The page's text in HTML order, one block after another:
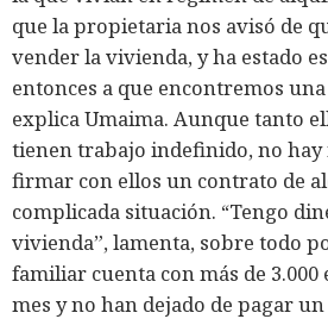
que la propietaria nos avisó de
vender la vivienda, y ha estado
entonces a que encontremos
explica Umaima. Aunque tanto
tienen trabajo indefinido, no hay
firmar con ellos un contrato de
complicada situación. “Tengo
vivienda”, lamenta, sobre todo
familiar cuenta con más de
mes y no han dejado de pagar